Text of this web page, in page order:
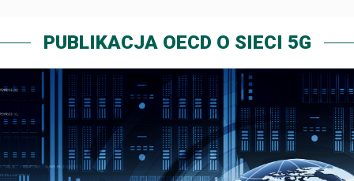
PUBLIKACJA OECD O SIECI 5G